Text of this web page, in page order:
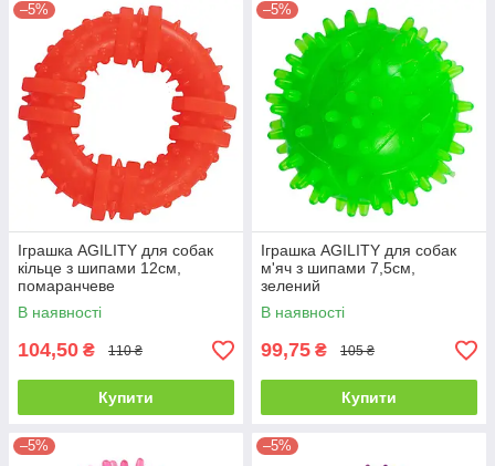
–5%
Іграшка AGILITY для собак
кільце з шипами 12см,
помаранчеве
В наявності
104,50 ₴ 110 ₴
Купити
–5%
Іграшка AGILITY для собак
м'яч з шипами 7,5см,
зелений
В наявності
99,75 ₴ 105 ₴
Купити
–5% –5%